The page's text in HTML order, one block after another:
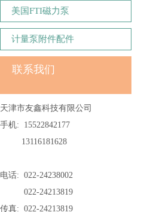
美国FTI磁力泵
计量泵附件配件
联系我们
天津市友鑫科技有限公司
手机: 15522842177
13116181628
电话: 022-24238002
022-24213819
传真: 022-24213819